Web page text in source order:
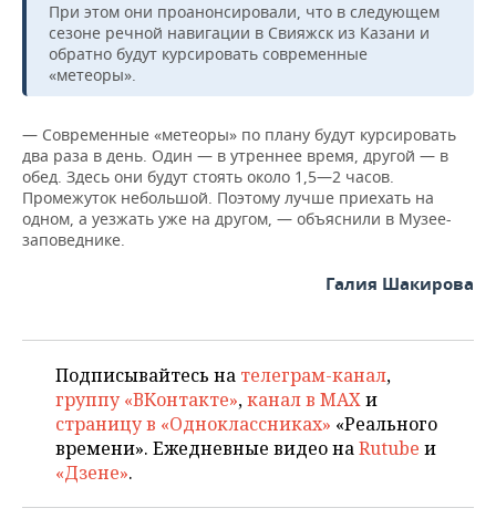
При этом они проанонсировали, что в следующем
сезоне речной навигации в Свияжск из Казани и
обратно будут курсировать современные
«метеоры».
— Современные «метеоры» по плану будут курсировать
два раза в день. Один — в утреннее время, другой — в
обед. Здесь они будут стоять около 1,5—2 часов.
Промежуток небольшой. Поэтому лучше приехать на
одном, а уезжать уже на другом, — объяснили в Музее-
заповеднике.
Галия Шакирова
Подписывайтесь на телеграм-канал,
группу «ВКонтакте»,канал в MAXи
страницу в «Одноклассниках» «Реального
времени». Ежедневные видео наRutube и
«Дзене».